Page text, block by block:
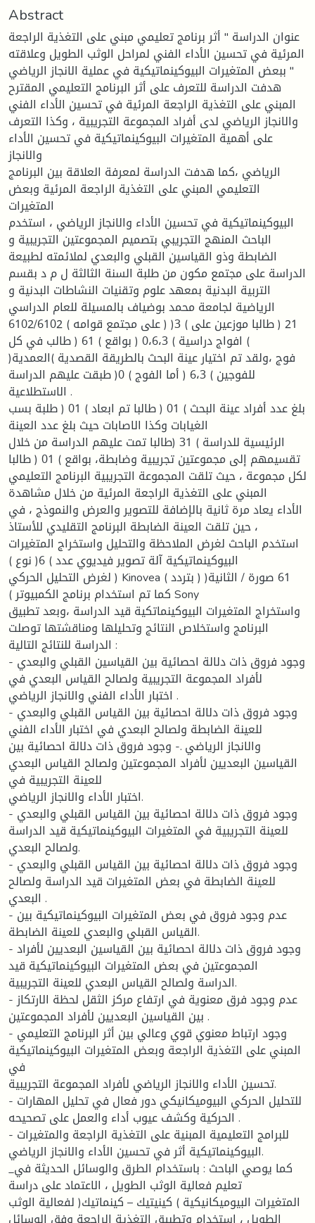
Abstract
عنوان الدراسة " أثر برنامج تعليمي مبني على التغذية الراجعة
المرئية في تحسين الأداء الفني لمراحل الوثب الطويل وعلاقته
ببعض المتغيرات البيوكينماتيكية في عملية الانجاز الرياضي "
هدفت الدراسة للتعرف على أثر البرنامج التعليمي المقترح
المبني على التغذية الراجعة المرئية في تحسين الأداء الفني
والانجاز الرياضي لدى أفراد المجموعة التجريبية ، وكذا التعرف
على أهمية المتغيرات البيوكينماتيكية في تحسين الأداء
والانجاز
الرياضي ،كما هدفت الدراسة لمعرفة العلاقة بين البرنامج
التعليمي المبني على التغذية الراجعة المرئية وبعض
المتغيرات
البيوكينماتيكية في تحسين الأداء والانجاز الرياضي ، استخدم
الباحث المنهج التجريبي بتصميم المجموعتين التجريبية و
الضابطة وذو القياسين القبلي والبعدي لملائمته لطبيعة
الدراسة على مجتمع مكون من طلبة السنة الثالثة ل م د بقسم
التربية البدنية بمعهد علوم وتقنيات النشاطات البدنية و
الرياضية لجامعة محمد بوضياف بالمسيلة للعام الدراسي
6102/6102 ( على مجتمع قوامه ) 21 ( طالبا موزعين على ) 3(
افواج دراسية ) 0،6،3 ( بواقع ) 61 ( طالب في كل (
فوج ،ولقد تم اختيار عينة البحث بالطريقة القصدية )العمدية(
للفوجين ) 6،3 ( أما الفوج ) 0( طبقت عليهم الدراسة
الاستطلاعية .
بلغ عدد أفراد عينة البحث ) 01 ( طالبا تم ابعاد ) 01 ( طلبة بسب
الغيابات وكذا الاصابات حيث بلغ عدد العينة
الرئيسية للدراسة ) 31 (طالبا تمت عليهم الدراسة من خلال
تقسيمهم إلى مجموعتين تجريبية وضابطة، بواقع ) 01 ( طالبا
لكل مجموعة ، حيث تلقت المجموعة التجريبية البرنامج التعليمي
المبني على التغذية الراجعة المرئية من خلال مشاهدة
الأداء يعاد مرة ثانية بالإضافة للتصوير والعرض والنموذج ، في
حين تلقت العينة الضابطة البرنامج التقليدي للأستاذ ،
استخدم الباحث لغرض الملاحظة والتحليل واستخراج المتغيرات
البيوكينماتيكية آلة تصوير فيديوي عدد ) 6( نوع )
لغرض التحليل الحركي ) Kinovea ( بتردد ) 61 صورة / الثانية(
كما تم استخدام برنامج الكمبيوتر ) Sony
واستخراج المتغيرات البيوكينماتكية قيد الدراسة ،وبعد تطبيق
البرنامج واستخلاص النتائج وتحليلها ومناقشتها توصلت
الدراسة للنتائج التالية :
- وجود فروق ذات دلالة احصائية بين القياسين القبلي والبعدي
لأفراد المجموعة التجريبية ولصالح القياس البعدي في
اختبار الأداء الفني والانجاز الرياضي .
- وجود فروق ذات دلالة احصائية بين القياس القبلي والبعدي
للعينة الضابطة ولصالح البعدي في اختبار الأداء الفني
والانجاز الرياضي .- وجود فروق ذات دلالة احصائية بين
القياسين البعديين لأفراد المجموعتين ولصالح القياس البعدي
للعينة التجريبية في
اختبار الأداء والانجاز الرياضي.
- وجود فروق ذات دلالة احصائية بين القياس القبلي والبعدي
للعينة التجريبية في المتغيرات البيوكينماتيكية قيد الدراسة
ولصالح البعدي.
- وجود فروق ذات دلالة احصائية بين القياس القبلي والبعدي
للعينة الضابطة في بعض المتغيرات قيد الدراسة ولصالح
البعدي .
- عدم وجود فروق في بعض المتغيرات البيوكينماتيكية بين
القياس القبلي والبعدي للعينة الضابطة.
- وجود فروق ذات دلالة احصائية بين القياسين البعديين لأفراد
المجموعتين في بعض المتغيرات البيوكينماتيكية قيد
الدراسة ولصالح القياس البعدي للعينة التجريبية.
- عدم وجود فرق معنوية في ارتفاع مركز الثقل لحظة الارتكاز
بين القياسين البعديين لأفراد المجموعتين .
- وجود ارتباط معنوي قوي وعالي بين أثر البرنامج التعليمي
المبني على التغذية الراجعة وبعض المتغيرات البيوكينماتيكية
في
تحسين الأداء والانجاز الرياضي لأفراد المجموعة التجريبية.
- للتحليل الحركي البيوميكانيكي دور فعال في تحليل المهارات
الحركية وكشف عيوب أداء والعمل على تصحيحه .
- للبرامج التعليمية المبنية على التغذية الراجعة والمتغيرات
البيوكينماتيكية أثر في تحسين الأداء والانجاز الرياضي.
_كما يوصي الباحث : باستخدام الطرق والوسائل الحديثة في
تعليم فعالية الوثب الطويل ، الاعتماد على دراسة
المتغيرات البيوميكانيكية ) كينيتيك – كينماتيك( لفعالية الوثب